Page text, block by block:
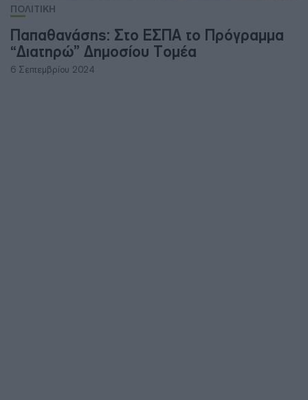
ΠΟΛΙΤΙΚΗ
Παπαθανάσης: Στο ΕΣΠΑ το Πρόγραμμα
“Διατηρώ” Δημοσίου Τομέα
6 Σεπτεμβρίου 2024